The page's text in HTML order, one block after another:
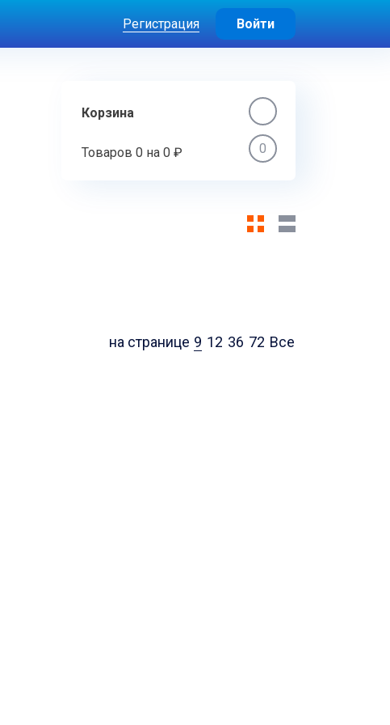
Регистрация Войти
Корзина
Товаров 0 на 0 ₽ 0
на странице 9 12 36 72 Все